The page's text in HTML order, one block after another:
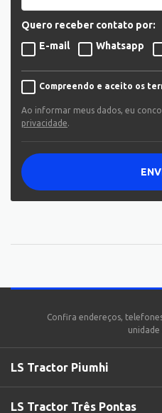
Quero receber contato por:
E-mail
Whatsapp
Compreendo e aceito os
Ao informar meus dados, eu
privacidade.
Confira endereços,
unidade
LS Tractor Piumhi
LS Tractor Três Pontas